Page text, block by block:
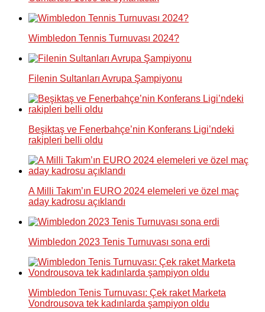
Wimbledon Tennis Turnuvası 2024?
Filenin Sultanları Avrupa Şampiyonu
Beşiktaş ve Fenerbahçe’nin Konferans Ligi’ndeki
rakipleri belli oldu
A Milli Takım’ın EURO 2024 elemeleri ve özel maç
aday kadrosu açıklandı
Wimbledon 2023 Tenis Turnuvası sona erdi
Wimbledon Tenis Turnuvası: Çek raket Marketa
Vondrousova tek kadınlarda şampiyon oldu